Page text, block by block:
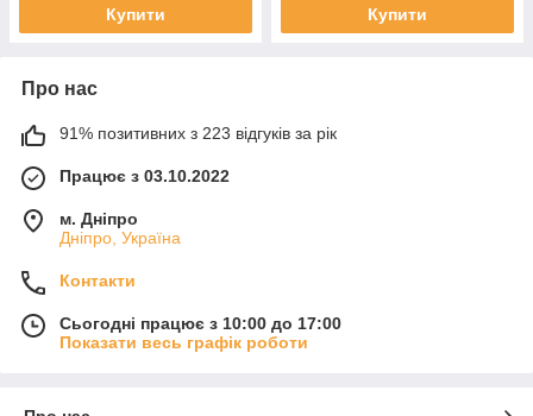
Купити Купити
Про нас
91% позитивних з 223 відгуків за рік
Працює з 03.10.2022
м. Дніпро
Дніпро, Україна
Контакти
Сьогодні працює з 10:00 до 17:00
Показати весь графік роботи